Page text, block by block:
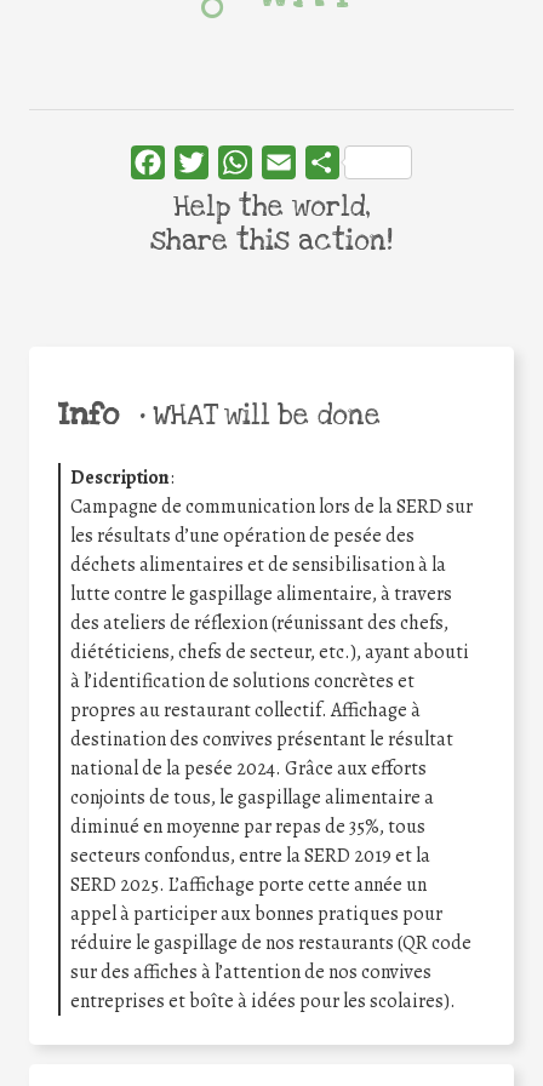
Info •WHAT will be done
Description:
Campagne de communication lors de la SERD sur
les résultats d’une opération de pesée des
déchets alimentaires et de sensibilisation à la
lutte contre le gaspillage alimentaire, à travers
des ateliers de réflexion (réunissant des chefs,
diététiciens, chefs de secteur, etc.), ayant abouti
à l’identification de solutions concrètes et
propres au restaurant collectif. Affichage à
destination des convives présentant le résultat
national de la pesée 2024. Grâce aux efforts
conjoints de tous, le gaspillage alimentaire a
diminué en moyenne par repas de 35%, tous
secteurs confondus, entre la SERD 2019 et la
SERD 2025. L’affichage porte cette année un
appel à participer aux bonnes pratiques pour
réduire le gaspillage de nos restaurants (QR code
sur des affiches à l’attention de nos convives
entreprises et boîte à idées pour les scolaires).
FacebookTwitterWhatsApp
Email Share
Help the world,
share this action!